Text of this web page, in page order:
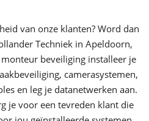
van onze klanten? Word dan
Techniek in Apeldoorn,
beveiliging installeer je
camerasystemen,
en leg je datanetwerken aan.
je voor een tevreden klant die